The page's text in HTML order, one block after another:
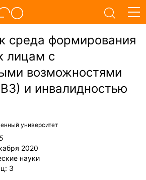
среда формирования
лицам с
возможностями
и инвалидностью
университет
2020
науки
3